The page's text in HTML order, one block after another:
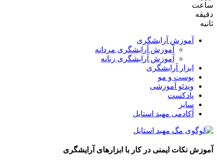
ساعت‌
دقیقه
ثانیه
آموزش آرایشگری
آموزش آرایشگری مردانه
آموزش آرایشگری زنانه
ابزار آرایشگری
پوست و مو
ویدئو آموزشی
پادکست
سایر
آکادمی مهبد استایل
آموزش نکات ایمنی در کار با ابزارهای آرایشگری